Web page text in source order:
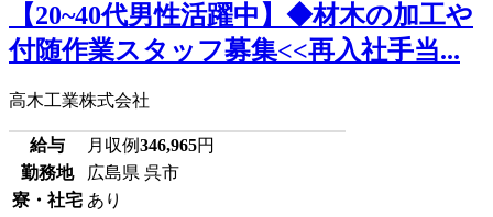
【20~40代男性活躍中】◆材木の加工や
付随作業スタッフ募集<<再入社手当...
高木工業株式会社
給与 月収例346,965円
勤務地
広島県 呉市
寮・社宅 あり